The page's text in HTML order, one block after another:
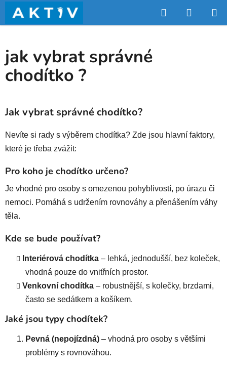
obsah
Hledat
KOŠÍK
jak vybrat správné
chodítko ?
Jak vybrat správné chodítko?
Nevíte si rady s výběrem chodítka? Zde jsou hlavní faktory,
které je třeba zvážit:
Pro koho je chodítko určeno?
Je vhodné pro osoby s omezenou pohyblivostí, po úrazu či
nemoci. Pomáhá s udržením rovnováhy a přenášením váhy
těla.
Kde se bude používat?
Interiérová chodítka – lehká, jednodušší, bez koleček,
vhodná pouze do vnitřních prostor.
Venkovní chodítka – robustnější, s kolečky, brzdami,
často se sedátkem a košíkem.
Jaké jsou typy chodítek?
Pevná (nepojízdná) – vhodná pro osoby s většími
problémy s rovnováhou.